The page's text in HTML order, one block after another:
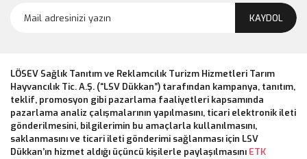
KAYDOL
LÖSEV Sağlık Tanıtım ve Reklamcılık Turizm Hizmetleri Tarım
Hayvancılık Tic. A.Ş. (“LSV Dükkan”) tarafından kampanya, tanıtım,
teklif, promosyon gibi pazarlama faaliyetleri kapsamında
pazarlama analiz çalışmalarının yapılmasını, ticari elektronik ileti
gönderilmesini, bilgilerimin bu amaçlarla kullanılmasını,
saklanmasını ve ticari ileti gönderimi sağlanması için LSV
Dükkan’ın hizmet aldığı üçüncü kişilerle paylaşılmasını ETK